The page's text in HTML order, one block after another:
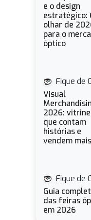
e o design
estratégico:
olhar de
para o
óptico
Fique de
Visual
2026:
que contam
histórias e
vendem mais
Fique de
Guia
das feiras
em 2026